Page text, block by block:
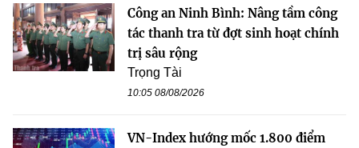
Công an Ninh Bình: Nâng tầm công
tác thanh tra từ đợt sinh hoạt chính
trị sâu rộng
Trọng Tài
10:05 08/08/2026
VN-Index hướng mốc 1.800 điểm